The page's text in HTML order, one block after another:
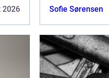
2026 Sofie Sørensen